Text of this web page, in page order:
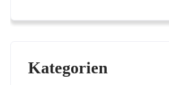
Kategorien